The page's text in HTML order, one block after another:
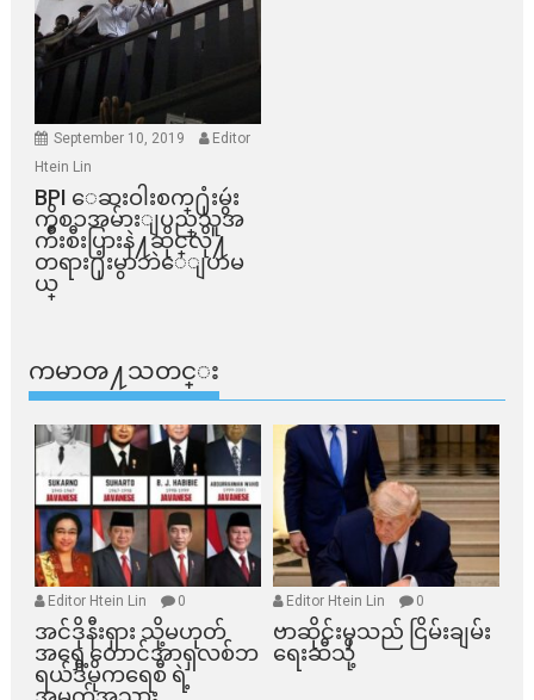
September 10, 2019
Editor
Htein Lin
BPI ​ေဆးဝါးစက္​႐ုံးမွဴး
ကိစၥအမ်ားျပည္​သူအ
က်ိဳးစီးပြားနဲ႔ဆိုင္​လို႔
တရား႐ုံးမွာဘဲေျပာမ
ယ္​
ကမာၻ႔သတင္း
Editor Htein Lin 0
အင်ဒိုနီးရှား သို့မဟုတ်
အရှေ့တောင်အာရှလစ်ဘ
ရယ်ဒီမိုကရေစီ ရဲ့
Editor Htein Lin 0
ဗာဆိုင်းမှသည် ငြိမ်းချမ်း
ရေးဆီသို့